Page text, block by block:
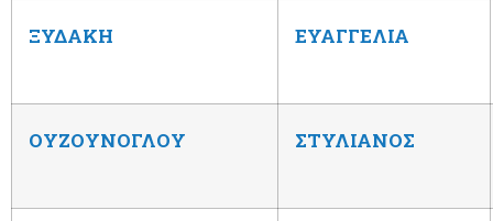
ΞΥΔΑΚΗ ΕΥΑΓΓΕΛΙΑ
ΟΥΖΟΥΝΟΓΛΟΥ ΣΤΥΛΙΑΝΟΣ